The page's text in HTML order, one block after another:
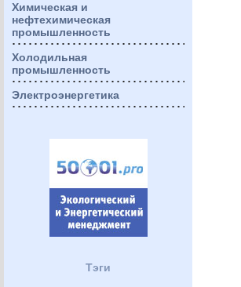
Химическая и
нефтехимическая
промышленность
Холодильная
промышленность
Электроэнергетика
Тэги